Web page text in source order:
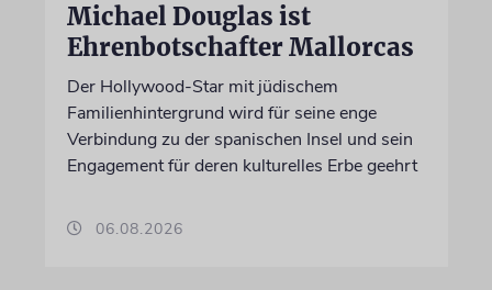
Michael Douglas ist
Ehrenbotschafter Mallorcas
Der Hollywood-Star mit jüdischem
Familienhintergrund wird für seine enge
Verbindung zu der spanischen Insel und sein
Engagement für deren kulturelles Erbe geehrt
06.08.2026